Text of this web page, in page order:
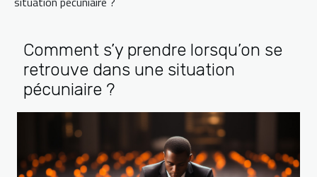
Comment s’y prendre lorsqu’on se
retrouve dans une situation
pécuniaire ?